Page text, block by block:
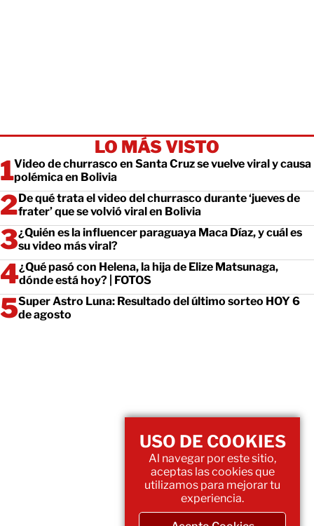
LO MÁS VISTO
Video de churrasco en Santa Cruz se vuelve viral y causa
polémica en Bolivia
De qué trata el video del churrasco durante ‘jueves de
frater’ que se volvió viral en Bolivia
¿Quién es la influencer paraguaya Maca Díaz, y cuál es
su video más viral?
¿Qué pasó con Helena, la hija de Elize Matsunaga,
dónde está hoy? | FOTOS
Super Astro Luna: Resultado del último sorteo HOY 6
de agosto
USO DE COOKIES
Al navegar por este sitio,
aceptas las cookies que
utilizamos para mejorar tu
experiencia.